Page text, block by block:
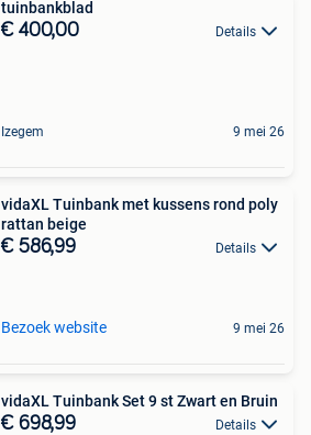
tuinbankblad
€ 400,00 Details
Izegem 9 mei 26
vidaXL Tuinbank met kussens rond poly
rattan beige
€ 586,99 Details
Bezoek website 9 mei 26
vidaXL Tuinbank Set 9 st Zwart en Bruin
€ 698,99 Details